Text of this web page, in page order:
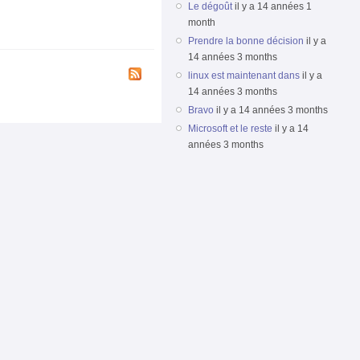
Le dégoût il y a 14 années 1
month
Prendre la bonne décision il y a
14 années 3 months
linux est maintenant dans il y a
14 années 3 months
Bravo il y a 14 années 3 months
Microsoft et le reste il y a 14
années 3 months